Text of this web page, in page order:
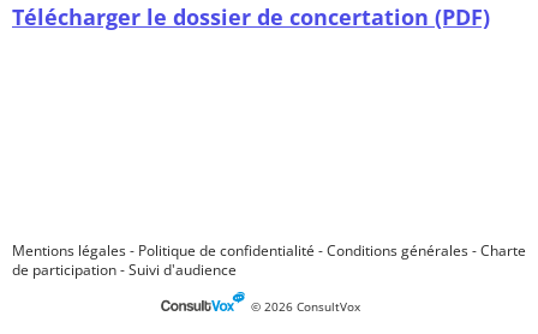
Télécharger le dossier de concertation (PDF)
© 2026 ConsultVox
Mentions légales- Politique de confidentialité -Conditions générales-Charte
de participation-Suivi d'audience